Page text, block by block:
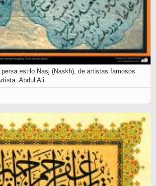
estilo Nasj (Naskh), de artistas famosos
Abdul Ali